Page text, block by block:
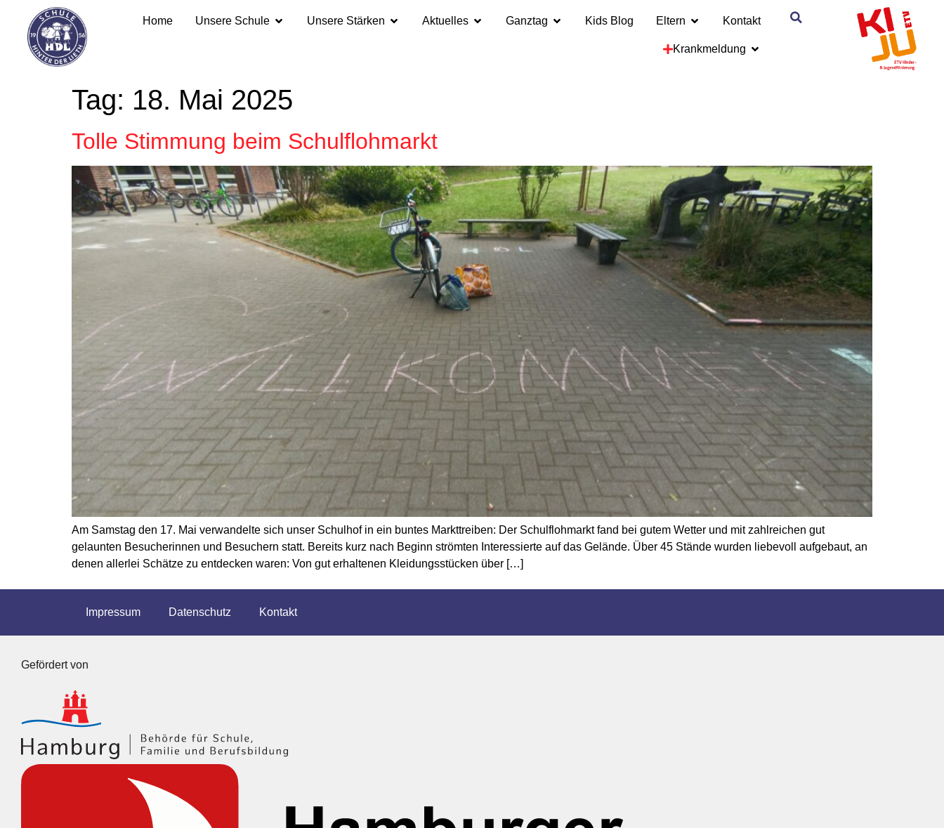
Home Unsere Schule Unsere Stärken Aktuelles Ganztag Kids Blog Eltern Kontakt
Krankmeldung
Tag: 18. Mai 2025
Tolle Stimmung beim Schulflohmarkt
Am Samstag den 17. Mai verwandelte sich unser Schulhof in ein buntes Markttreiben: Der Schulflohmarkt fand bei gutem Wetter und mit zahlreichen gut
gelaunten Besucherinnen und Besuchern statt. Bereits kurz nach Beginn strömten Interessierte auf das Gelände. Über 45 Stände wurden liebevoll aufgebaut, an
denen allerlei Schätze zu entdecken waren: Von gut erhaltenen Kleidungsstücken über […]
Impressum Datenschutz Kontakt
Gefördert von